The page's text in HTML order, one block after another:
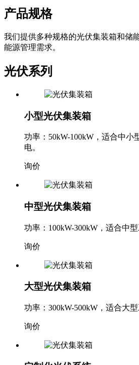
产品规格
我们提供多种规格的光伏集装箱和储
能源管理需求。
光伏系列
小型光伏集装箱
功率：50kW-100kW，适合中小
电。
询价
中型光伏集装箱
功率：100kW-300kW，适合中
询价
大型光伏集装箱
功率：300kW-500kW，适合大
询价